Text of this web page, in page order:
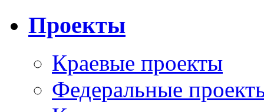
Проекты
Краевые проекты
Федеральные